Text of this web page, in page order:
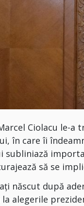
Ciolacu le-a
în care îi
subliniază
să se
ați născut după
alegerile